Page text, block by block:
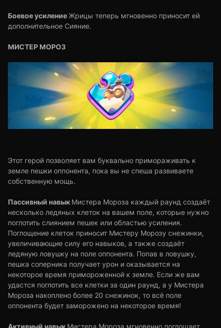
Боевое усилениеЖрицы теперь мгновенно приносит ей
дополнительное Сияние.
МИСТЕР МОРОЗ
Этот герой позволяет вам буквально примораживать к
земле пешки оппонента, пока вы не спеша развиваете
собственную мощь.
Пассивный навык Мистера Мороза каждый раунд создаёт
несколько ледяных клеток на вашем поле, которые нужно
поглотить слиянием пешек или областью усиления.
Поглощение клеток приносит Мистеру Морозу снежинки,
увеличивающие силу его навыков, а также создаёт
ледяную ловушку на поле оппонента. Попав в ловушку,
пешка соперника получает урон и оказывается на
некоторое время примороженной к земле. Если же вам
удастся поглотить все клетки за один раунд, а у Мистера
Мороза накоплено более 20 снежинок, то всё поле
оппонента будет заморожено на некоторое время!